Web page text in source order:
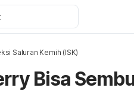
Saluran Kemih (ISK)
Bisa